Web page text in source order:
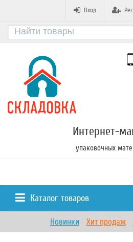
Вход
Интернет-
упаковочных
Каталог товаров
Новинки Хит продаж